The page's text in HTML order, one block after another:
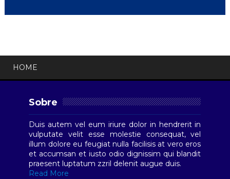
HOME
Sobre
Duis autem vel eum iriure dolor in hendrerit in
vulputate velit esse molestie consequat, vel
illum dolore eu feugiat nulla facilisis at vero eros
et accumsan et iusto odio dignissim qui blandit
praesent luptatum zzril delenit augue duis.
Read More